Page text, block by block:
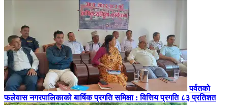
पर्वतको
फलेवास नगरपालिकाको बार्षिक प्रगति समिक्षा : वित्तिय प्रगति ८३ प्रतिशत